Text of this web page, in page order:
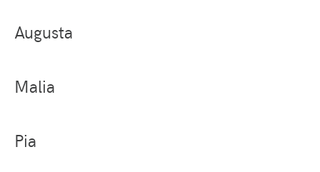
Augusta
Malia
Pia